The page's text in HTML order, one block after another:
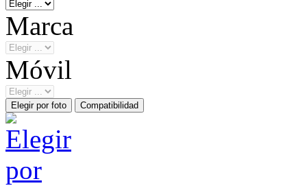
Marca
Móvil